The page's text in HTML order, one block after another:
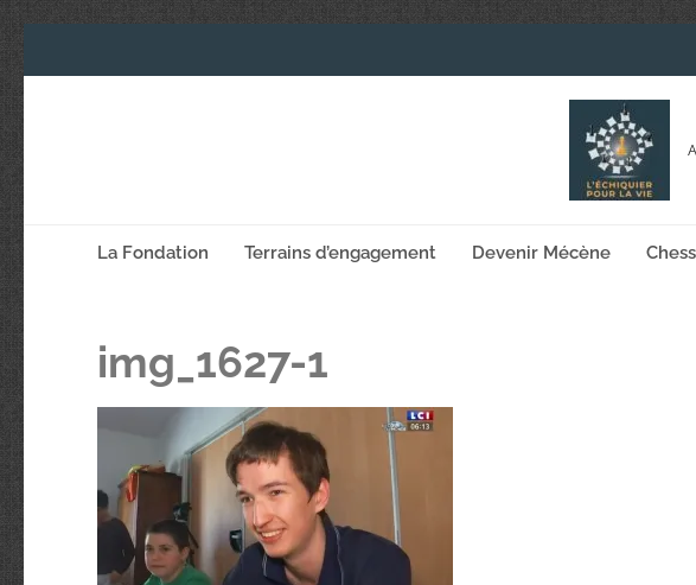
La Fondation Terrains d’engagement Devenir Mécène
img_1627-1